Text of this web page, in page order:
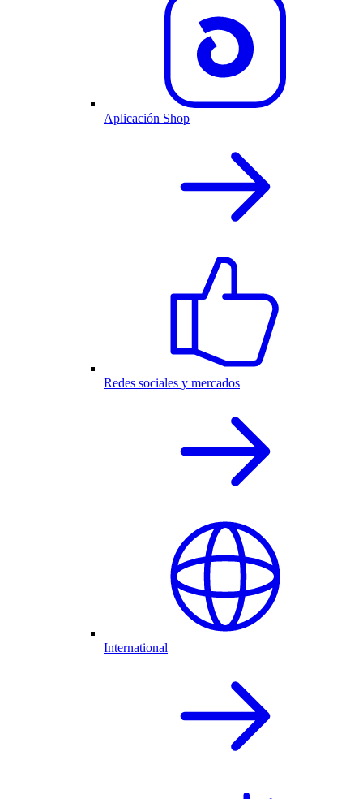
Aplicación Shop
Redes sociales y mercados
International